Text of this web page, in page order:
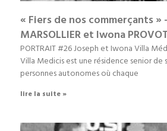
« Fiers de nos commerçants »
MARSOLLIER et Iwona PROVOT
PORTRAIT #26 Joseph et Iwona Villa
Villa Medicis est une résidence senior de
personnes autonomes où chaque
lire la suite »